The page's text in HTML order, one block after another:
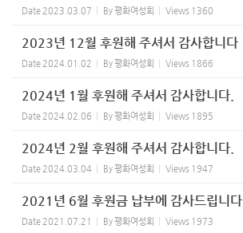
Date 2023.03.07 By평화여성회 Views 1360
2023년 12월 후원해 주셔서 감사합니다
Date 2024.01.02 By평화여성회 Views 1866
2024년 1월 후원해 주셔서 감사합니다.
Date 2024.02.06 By평화여성회 Views 1895
2024년 2월 후원해 주셔서 감사합니다.
Date 2024.03.04 By평화여성회 Views 1947
2021년 6월 후원금 납부에 감사드립니다.
Date 2021.07.21 By평화여성회 Views 1973